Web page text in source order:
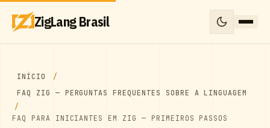
ZigLang Brasil
INÍCIO
FAQ ZIG — PERGUNTAS FREQUENTES SOBRE A LINGUAGEM
FAQ PARA INICIANTES EM ZIG — PRIMEIROS PASSOS